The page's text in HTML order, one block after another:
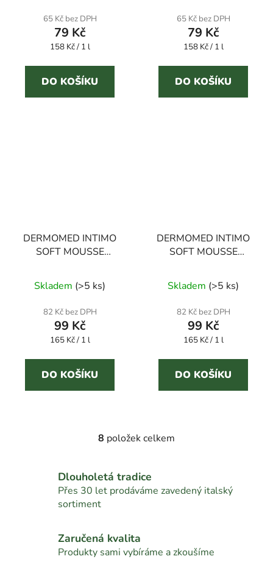
65 Kč bez DPH
79 Kč
Měrná
158 Kč / 1 l
DO KOŠÍKU
65 Kč bez DPH
79 Kč
Měrná
158 Kč / 1 l
DO KOŠÍKU
DERMOMED INTIMO
SOFT MOUSSE
intimní pěna
Skladem (>5 ks)
82 Kč bez DPH
99 Kč
Měrná
165 Kč / 1 l
DO KOŠÍKU
DERMOMED INTIMO
SOFT MOUSSE
intímní pěna
Skladem (>5 ks)
82 Kč bez DPH
99 Kč
Měrná
165 Kč / 1 l
DO KOŠÍKU
O
l
á
d
í
p
8 položek celkem
Dlouholetá tradice
Přes 30 let prodáváme zavedený italský
sortiment
Zaručená kvalita
Produkty sami vybíráme a zkoušíme